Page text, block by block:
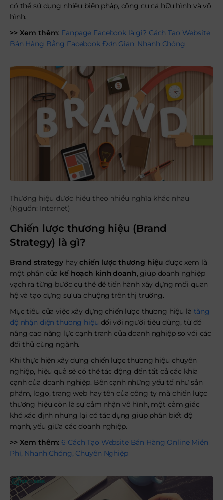
có thể sử dụng nhiều biện pháp, công cụ cả hữu hình và vô
hình.
>> Xem thêm: Fanpage Facebook là gì? Cách Tạo Website
Bán Hàng Bằng Facebook Đơn Giản, Nhanh Chóng
Thương hiệu được hiểu theo nhiều nghĩa khác nhau
(Nguồn: Internet)
Chiến lược thương hiệu (Brand
Strategy) là gì?
Brand strategy haychiến lược thương hiệu được xem là
một phần của kế hoạch kinh doanh, giúp doanh nghiệp
vạch ra từng bước cụ thể để tiến hành xây dựng mối quan
hệ và tạo dựng sự ưa chuộng trên thị trường.
Mục tiêu của việc xây dựng chiến lược thương hiệu là tăng
độ nhận diện thương hiệu đối với người tiêu dùng, từ đó
nâng cao năng lực cạnh tranh của doanh nghiệp so với các
đối thủ cùng ngành.
Khi thực hiện xây dựng chiến lược thương hiệu chuyên
nghiệp, hiệu quả sẽ có thể tác động đến tất cả các khía
cạnh của doanh nghiệp. Bên cạnh những yếu tố như sản
phẩm, logo, trang web hay tên của công ty mà chiến lược
thương hiệu còn là sự cảm nhận vô hình, một cảm giác
khó xác định nhưng lại có tác dụng giúp phân biết độ
mạnh, yếu giữa các doanh nghiệp.
>> Xem thêm: 6 Cách Tạo Website Bán Hàng Online Miễn
Phí, Nhanh Chóng, Chuyên Nghiệp